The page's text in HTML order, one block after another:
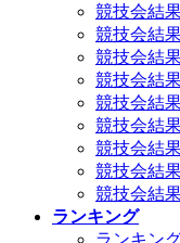
競技会結
競技会結
競技会結
競技会結
競技会結
競技会結
競技会結
競技会結
競技会結
ランキング